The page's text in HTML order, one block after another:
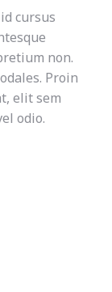
cursus
non.
Proin
elit sem
odio.